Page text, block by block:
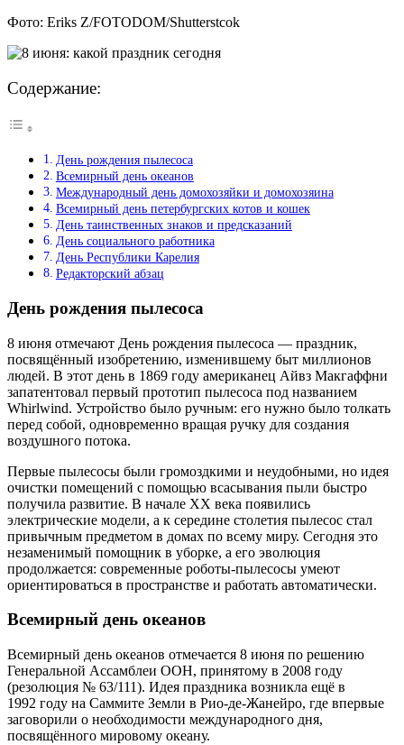
Фото: Eriks Z/FOTODOM/Shutterstcok
Содержание:
День рождения пылесоса
Всемирный день океанов
Международный день домохозяйки и домохозяина
Всемирный день петербургских котов и кошек
День таинственных знаков и предсказаний
День социального работника
День Республики Карелия
Редакторский абзац
День рождения пылесоса
8 июня отмечают День рождения пылесоса — праздник,
посвящённый изобретению, изменившему быт миллионов
людей. В этот день в 1869 году американец Айвз Макгаффни
запатентовал первый прототип пылесоса под названием
Whirlwind. Устройство было ручным: его нужно было толкать
перед собой, одновременно вращая ручку для создания
воздушного потока.
Первые пылесосы были громоздкими и неудобными, но идея
очистки помещений с помощью всасывания пыли быстро
получила развитие. В начале XX века появились
электрические модели, а к середине столетия пылесос стал
привычным предметом в домах по всему миру. Сегодня это
незаменимый помощник в уборке, а его эволюция
продолжается: современные роботы‑пылесосы умеют
ориентироваться в пространстве и работать автоматически.
Всемирный день океанов
Всемирный день океанов отмечается 8 июня по решению
Генеральной Ассамблеи ООН, принятому в 2008 году
(резолюция № 63/111). Идея праздника возникла ещё в
1992 году на Саммите Земли в Рио‑де‑Жанейро, где впервые
заговорили о необходимости международного дня,
посвящённого мировому океану.